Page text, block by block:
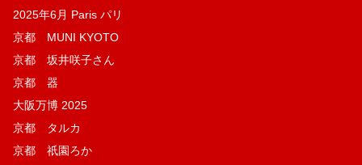
2025年6月 Paris パリ
京都 MUNI KYOTO
京都 坂井咲子さん
京都 器
大阪万博 2025
京都 タルカ
京都 祇園ろか